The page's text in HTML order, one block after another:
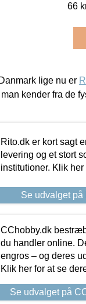
66
lige nu er
kender fra de
Rito.dk er kort sagt
levering og et stort
institutioner. Klik
Se udvalget på
CChobby.dk
du handler online.
engros – og deres
Klik her for at se
Se udvalget på